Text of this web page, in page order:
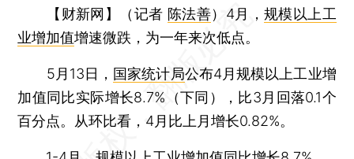
【财新网】（记者 陈法善） 4月， 规模以上工
业增加值增速微跌，为一年来次低点。
5月13日， 国家统计局公布4月规模以上工业增
加值同比实际增长8.7%（下同），比3月回落0.1个
百分点。从环比看，4月比上月增长0.82%。